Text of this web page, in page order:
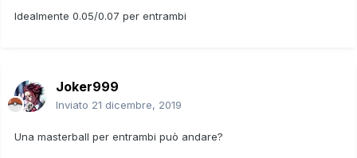
Idealmente 0.05/0.07 per entrambi
Joker999
Inviato 21 dicembre, 2019
Una masterball per entrambi può andare?